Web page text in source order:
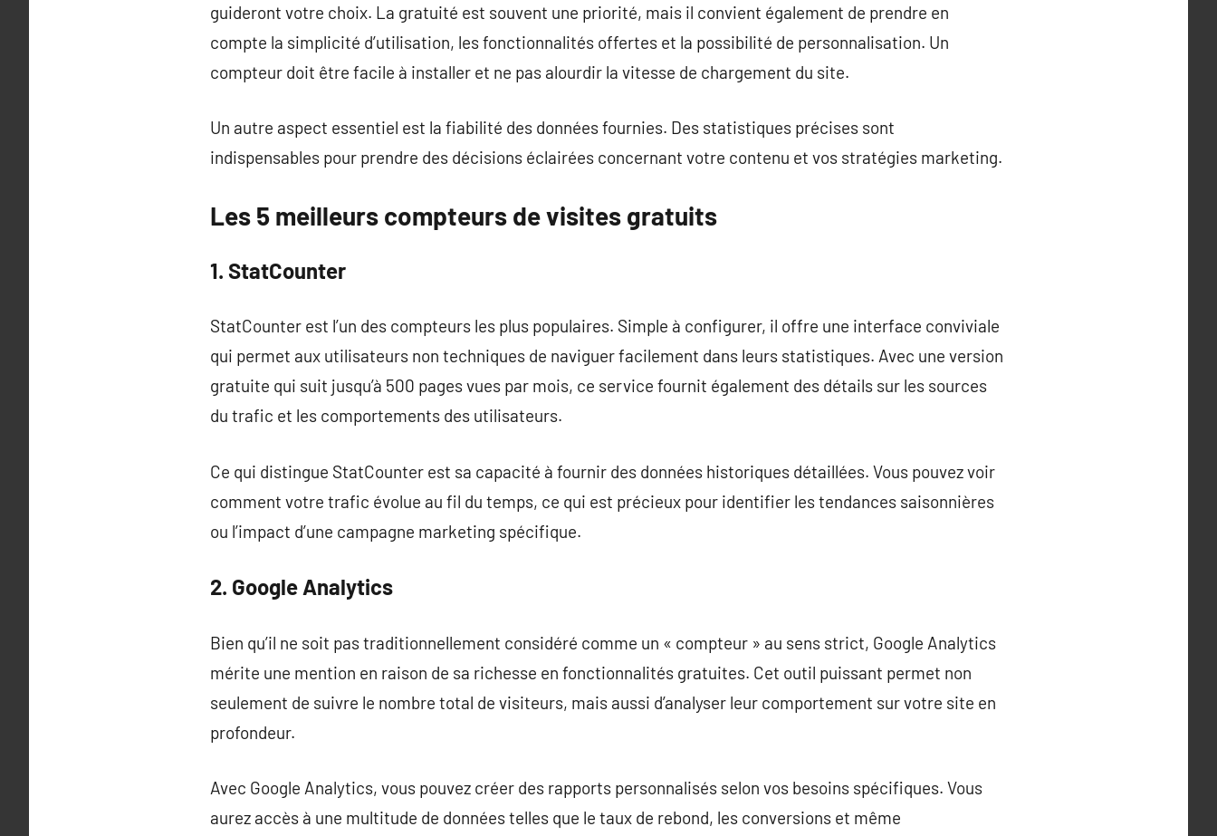
guideront votre choix. La gratuité est souvent une priorité, mais il convient également de prendre en
compte la simplicité d’utilisation, les fonctionnalités offertes et la possibilité de personnalisation. Un
compteur doit être facile à installer et ne pas alourdir la vitesse de chargement du site.
Un autre aspect essentiel est la fiabilité des données fournies. Des statistiques précises sont
indispensables pour prendre des décisions éclairées concernant votre contenu et vos stratégies marketing.
Les 5 meilleurs compteurs de visites gratuits
1. StatCounter
StatCounter est l’un des compteurs les plus populaires. Simple à configurer, il offre une interface conviviale
qui permet aux utilisateurs non techniques de naviguer facilement dans leurs statistiques. Avec une version
gratuite qui suit jusqu’à 500 pages vues par mois, ce service fournit également des détails sur les sources
du trafic et les comportements des utilisateurs.
Ce qui distingue StatCounter est sa capacité à fournir des données historiques détaillées. Vous pouvez voir
comment votre trafic évolue au fil du temps, ce qui est précieux pour identifier les tendances saisonnières
ou l’impact d’une campagne marketing spécifique.
2. Google Analytics
Bien qu’il ne soit pas traditionnellement considéré comme un « compteur » au sens strict, Google Analytics
mérite une mention en raison de sa richesse en fonctionnalités gratuites. Cet outil puissant permet non
seulement de suivre le nombre total de visiteurs, mais aussi d’analyser leur comportement sur votre site en
profondeur.
Avec Google Analytics, vous pouvez créer des rapports personnalisés selon vos besoins spécifiques. Vous
aurez accès à une multitude de données telles que le taux de rebond, les conversions et même